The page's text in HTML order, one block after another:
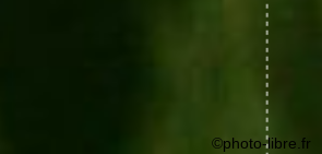
©photo-libre.fr